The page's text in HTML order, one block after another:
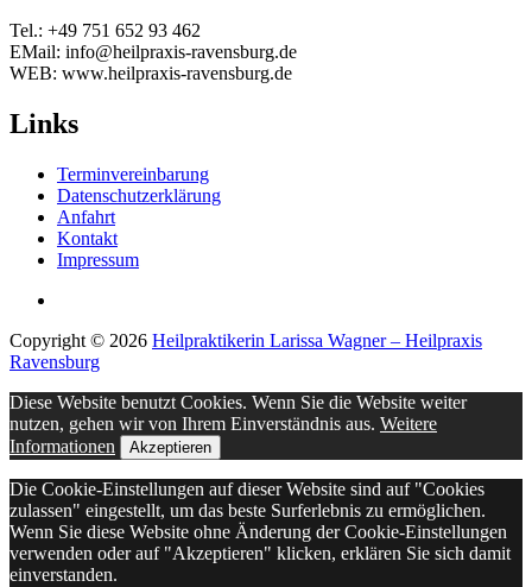
Tel.: +49 751 652 93 462
EMail: info@heilpraxis-ravensburg.de
WEB: www.heilpraxis-ravensburg.de
Links
Terminvereinbarung
Datenschutzerklärung
Anfahrt
Kontakt
Impressum
Copyright © 2026 Heilpraktikerin Larissa Wagner – Heilpraxis
Ravensburg
Diese Website benutzt Cookies. Wenn Sie die Website weiter
nutzen, gehen wir von Ihrem Einverständnis aus. Weitere
Informationen
Akzeptieren
Die Cookie-Einstellungen auf dieser Website sind auf "Cookies
zulassen" eingestellt, um das beste Surferlebnis zu ermöglichen.
Wenn Sie diese Website ohne Änderung der Cookie-Einstellungen
verwenden oder auf "Akzeptieren" klicken, erklären Sie sich damit
einverstanden.